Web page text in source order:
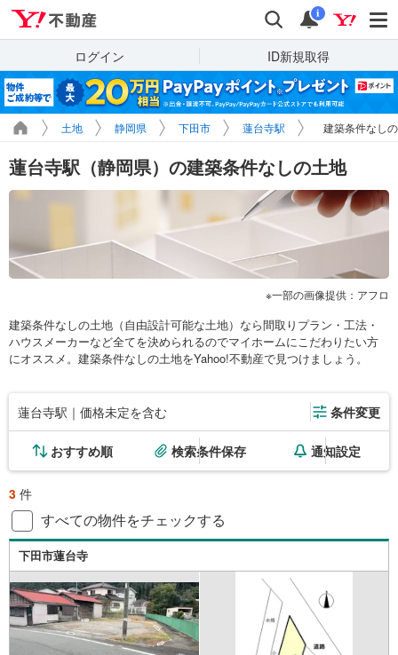
検索 通知
i
ログイン ID新規取得
土地 静岡県 下田市 蓮台寺駅 建築条件なし
蓮台寺駅（静岡県）の建築条件なしの土地
一部の画像提供：アフロ
建築条件なしの土地（自由設計可能な土地）なら間取りプラン・工法・
ハウスメーカーなど全てを決められるのでマイホームにこだわりたい方
にオススメ。建築条件なしの土地をYahoo!不動産で見つけましょう。
蓮台寺駅｜価格未定を含む 条件変更
おすすめ順 検索条件保存 通知設定
3 件
すべての物件をチェックする
下田市蓮台寺